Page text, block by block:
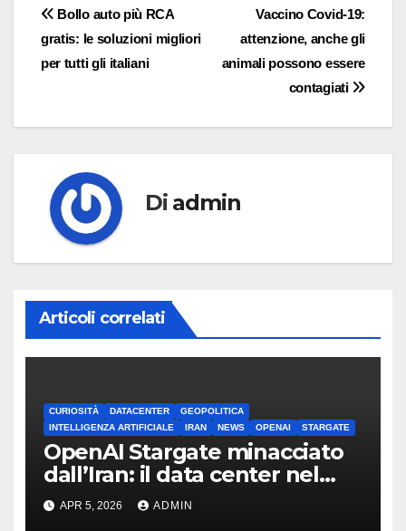
Navigazione
articoli
Vaccino Covid-19:
attenzione, anche gli
animali possono essere
contagiati
Bollo auto più RCA
gratis: le soluzioni migliori
per tutti gli italiani
Di admin
Articoli correlati
CURIOSITÀ DATACENTER
GEOPOLITICA
INTELLIGENZA ARTIFICIALE
IRAN NEWS OPENAI STARGATE
OpenAI Stargate minacciato
dall’Iran: il data center nel
mirino
APR 5, 2026 ADMIN